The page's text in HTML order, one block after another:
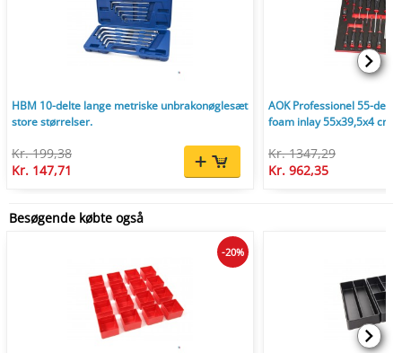
HBM 10-delte lange metriske unbrakonøglesæt
store størrelser.
Kr. 199,38
Kr. 147,71
AOK Professionel 55-delt
foam inlay 55x39,5x4 cm
Kr. 1347,29
Kr. 962,35
Besøgende købte også
-20%